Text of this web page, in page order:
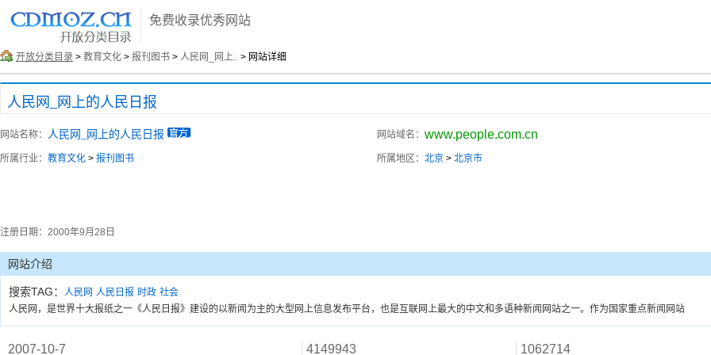
免费收录优秀网站
开放分类目录 > 教育文化 > 报刊图书 > 人民网_网上.. > 网站详细
人民网_网上的人民日报
网站名称： 人民网_网上的人民日报 网站域名： www.people.com.cn
所属行业： 教育文化 > 报刊图书 所属地区： 北京 > 北京市
注册日期： 2000年9月28日
网站介绍
搜索TAG： 人民网 人民日报 时政 社会
人民网，是世界十大报纸之一《人民日报》建设的以新闻为主的大型网上信息发布平台，也是互联网上最大的中文和多语种新闻网站之一。作为国家重点新闻网站
2007-10-7 4149943 1062714